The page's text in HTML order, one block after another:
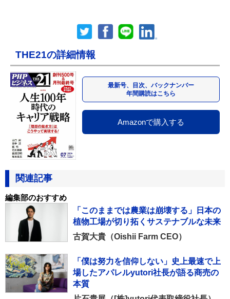
THE21の詳細情報
最新号、目次、バックナンバー
年間購読はこちら
Amazonで購入する
関連記事
編集部のおすすめ
「このままでは農業は崩壊する」日本の
植物工場が切り拓くサステナブルな未来
古賀大貴（Oishii Farm CEO）
「僕は努力を信仰しない」史上最速で上
場したアパレルyutori社長が語る商売の
本質